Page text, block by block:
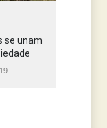
se unam